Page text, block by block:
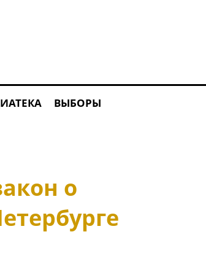
ВЫБОРЫ
о